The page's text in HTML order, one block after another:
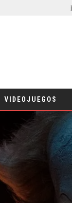
VIDEOJUEGOS